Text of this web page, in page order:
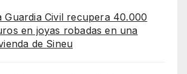
Guardia Civil recupera 40.000
en joyas robadas en una
de Sineu